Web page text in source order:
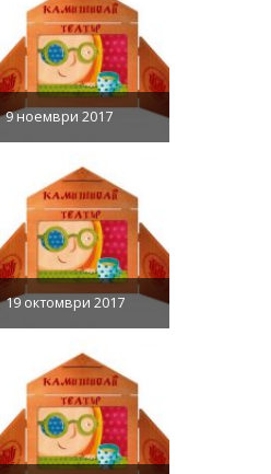
9 ноември 2017
19 октомври 2017